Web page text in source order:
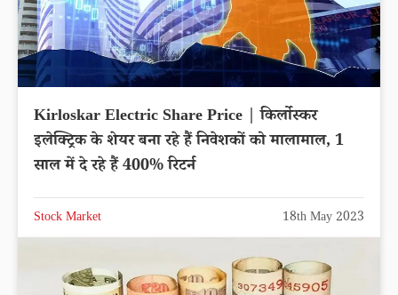
Kirloskar Electric Share Price | किर्लोस्कर
इलेक्ट्रिक के शेयर बना रहे हैं निवेशकों को मालामाल, 1
साल में दे रहे हैं 400% रिटर्न
Stock Market 18th May 2023